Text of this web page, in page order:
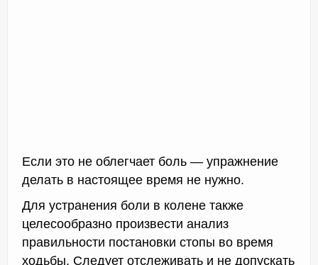
Если это не облегчает боль — упражнение
делать в настоящее время не нужно.
Для устранения боли в колене также
целесообразно произвести анализ
правильности постановки стопы во время
ходьбы. Следует отслеживать и не допускать